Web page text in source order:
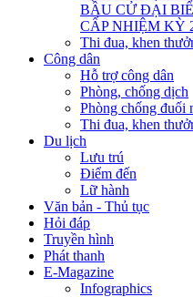
BẦU CỬ ĐẠI
CẤP NHIỆM KỲ
Thi đua, khen
Công dân
Hỗ trợ công dân
Phòng, chống dịch
Phòng chống đuối
Thi đua, khen
Du lịch
Lưu trú
Điểm đến
Lữ hành
Văn bản - Thủ tục
Hỏi đáp
Truyền hình
Phát thanh
E-Magazine
Infographics